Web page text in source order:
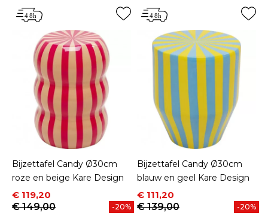
Bijzettafel Candy Ø30cm
roze en beige Kare Design
Prijs
€ 119,20
Normale prijs
€ 149,00
-20%
Bijzettafel Candy Ø30cm
blauw en geel Kare Design
Prijs
€ 111,20
Normale prijs
€ 139,00
-20%